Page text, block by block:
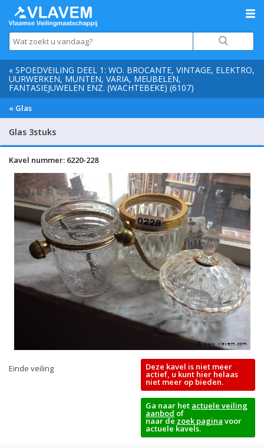
« SPOEDVEILING DEEL 1: WO. BROCANTE, VINTAGE, ELEKTRO,
UURWERKEN, MUNTEN, VARIA, MEUBELEN,
FANTASIEJUWELEN ENZ. (WACHTEBEKE) (6107)
« Glas
Glas 3stuks
Kavel nummer: 6220-228
Einde veiling Deze kavel is niet meer
actief, u kunt hier helaas
niet meer op bieden.
Ga naar het actuele veiling
aanbod of
naar de zoek pagina voor
actuele kavels.